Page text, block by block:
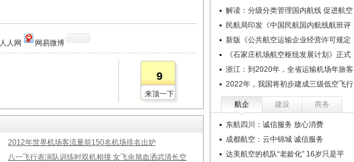
人人网 网易微博
9
来顶一下
2012年世界机场客流量前150名机场排名出炉
八一飞行表演队训练时双机相撞 女飞余旭血洒武清长空
解读：分级分类管理国内航线 促进航空
民航局印发《中国民航国内航线航班评
新版《公共航空运输企业经营许可规定
《石家庄机场航空枢纽发展计划》正式
浙江：到2020年，全省运输机场年旅客
2022年，我国将初步建成三级低空飞行
航企 建设 商务
东航四川：诚信服务 放心消费
成都航空：云中锦城 诚信服务
达美航空的机队“老龄化” 16岁只是平